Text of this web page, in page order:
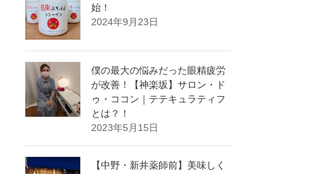
始！
2024年9月23日
僕の最大の悩みだった眼精疲労
が改善！【神楽坂】サロン・ド
ゥ・ココン｜テテキュラティフ
とは？！
2023年5月15日
【中野・新井薬師前】美味しく